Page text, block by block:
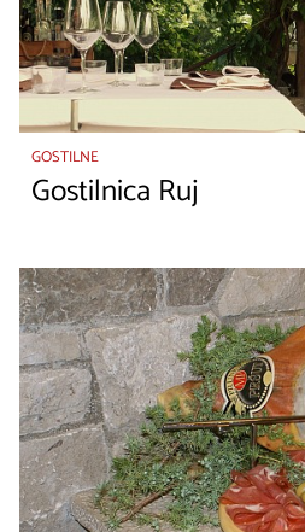
GOSTILNE
Gostilnica Ruj